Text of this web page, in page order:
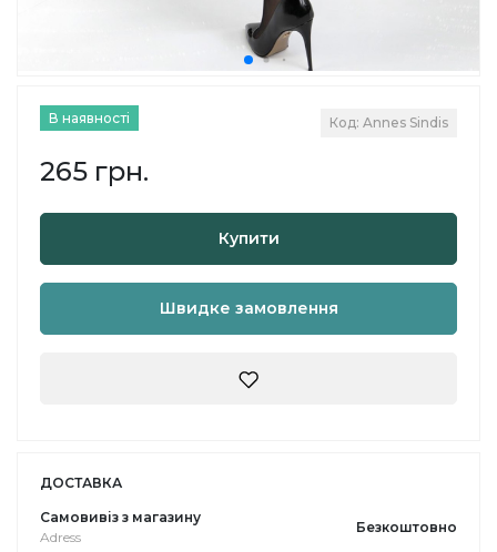
В наявності Код: Annes Sindis
265 грн.
Купити
Швидке замовлення
ДОСТАВКА
Самовивіз з магазину
Adress
Безкоштовно